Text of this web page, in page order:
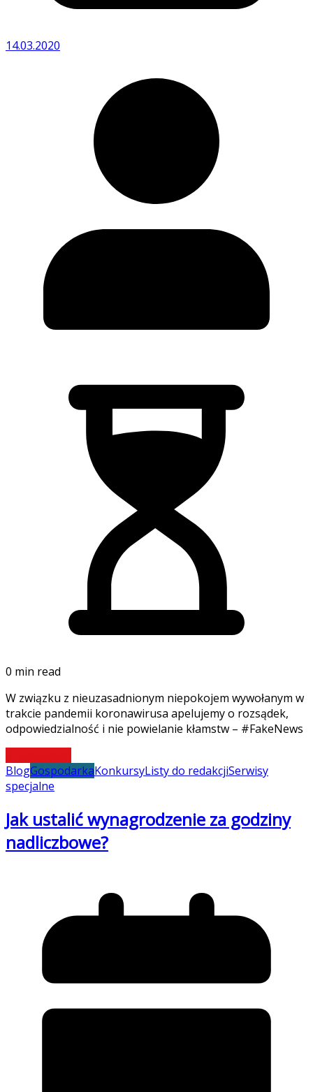
14.03.2020
0 min read
W związku z nieuzasadnionym niepokojem wywołanym w
trakcie pandemii koronawirusa apelujemy o rozsądek,
odpowiedzialność i nie powielanie kłamstw – #FakeNews
BlogGospodarkaKonkursyListy do redakcjiSerwisy
specjalne
Jak ustalić wynagrodzenie za godziny
nadliczbowe?